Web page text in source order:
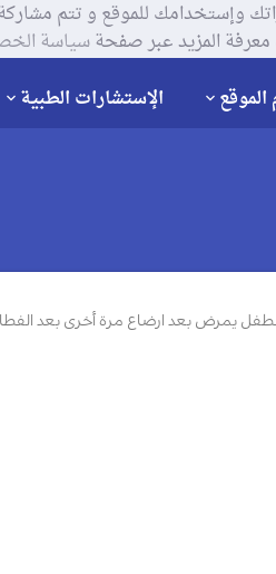
المزيد عبر صفحةسياسة
الإستشارات الطبية
يمرض بعد ارضاع مرة أخرى بعد